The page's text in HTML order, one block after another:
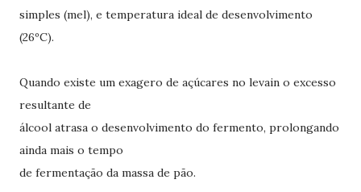
simples (mel), e temperatura ideal de desenvolvimento
(26ºC).
Quando existe um exagero de açúcares no levain o excesso
resultante de
álcool atrasa o desenvolvimento do fermento, prolongando
ainda mais o tempo
de fermentação da massa de pão.